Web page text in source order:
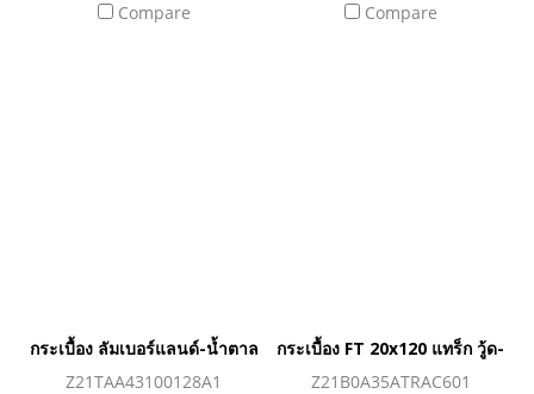
Compare
Compare
กระเบื้อง ลัมเบอร์แลนด์-น้ำตาล,30x60 (PK8) (A)
Z21TAA43100128A1
กระเบื้อง FT 20x120 แทร็ก วู้ด-เนื้
Z21B0A35ATRAC601